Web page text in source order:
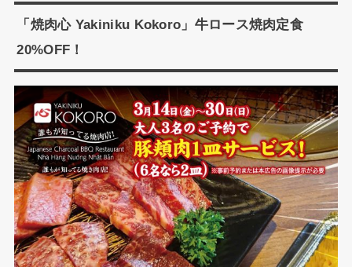
「焼肉心 Yakiniku Kokoro」牛ロース焼肉定食
20%OFF！